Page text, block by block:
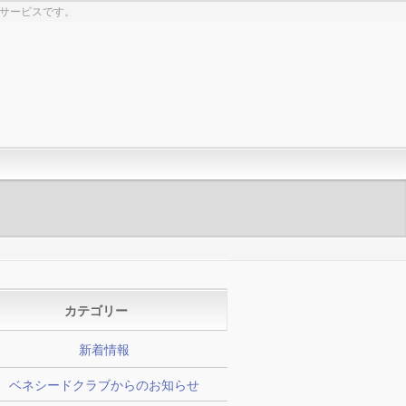
ービスです。
カテゴリー
新着情報
ベネシードクラブからのお知らせ